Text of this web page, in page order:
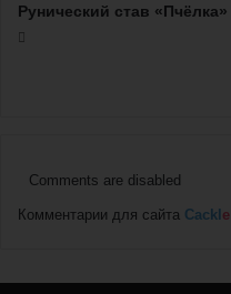
Рунический став «Пчёлка»
Comments are disabled
Комментарии для сайта Cackle